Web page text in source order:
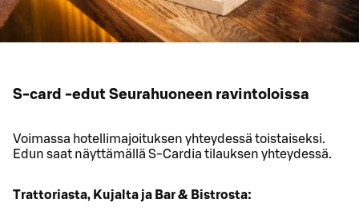
S-card -edut Seurahuoneen ravintoloissa
Voimassa hotellimajoituksen yhteydessä toistaiseksi.
Edun saat näyttämällä S-Cardia tilauksen yhteydessä.
Trattoriasta, Kujalta ja Bar & Bistrosta: